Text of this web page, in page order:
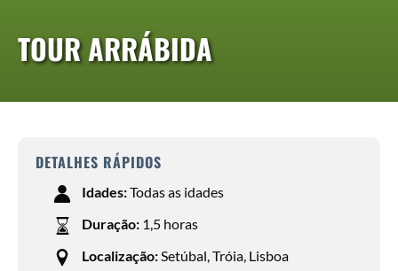
TOUR ARRÁBIDA
DETALHES RÁPIDOS
Idades:Todas as idades
Duração: 1,5 horas
Localização:Setúbal, Tróia, Lisboa